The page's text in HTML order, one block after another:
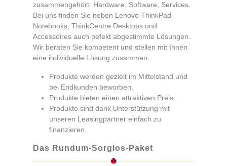
zusammengehört: Hardware, Software, Services.
Bei uns finden Sie neben Lenovo ThinkPad
Notebooks, ThinkCentre Desktops und
Accessoires auch pefekt abgestimmte Lösungen.
Wir beraten Sie kompetent und stellen mit Ihnen
eine individuelle Lösung zusammen.
Produkte werden gezielt im Mittelstand und
bei Endkunden beworben.
Produkte bieten einen attraktiven Preis.
Produkte sind dank Unterstützung mit
unseren Leasingpartner einfach zu
finanzieren.
Das Rundum-Sorglos-Paket